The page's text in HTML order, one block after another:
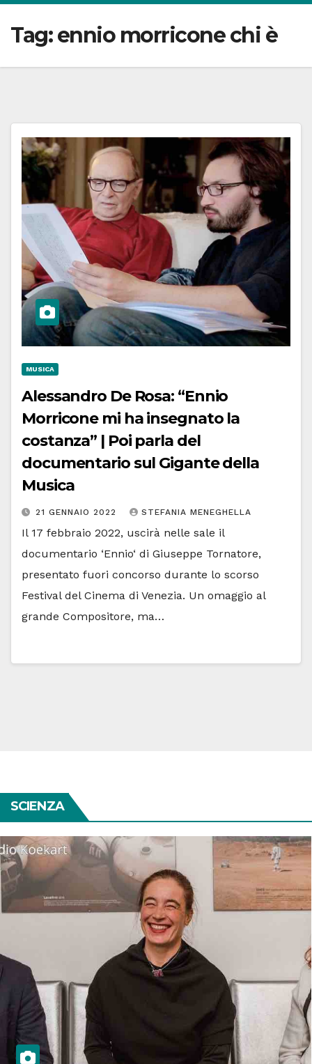
Tag:ennio morricone chi è
MUSICA
Alessandro De Rosa: “Ennio
Morricone mi ha insegnato la
costanza” | Poi parla del
documentario sul Gigante della
Musica
21 GENNAIO 2022 STEFANIA MENEGHELLA
Il 17 febbraio 2022, uscirà nelle sale il
documentario ‘Ennio‘ di Giuseppe Tornatore,
presentato fuori concorso durante lo scorso
Festival del Cinema di Venezia. Un omaggio al
grande Compositore, ma…
SCIENZA